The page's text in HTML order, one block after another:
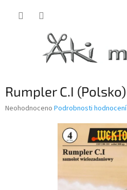
Rumpler C.I (Polsko)
Průměrné
Neohodnoceno Podrobnosti hodnocení